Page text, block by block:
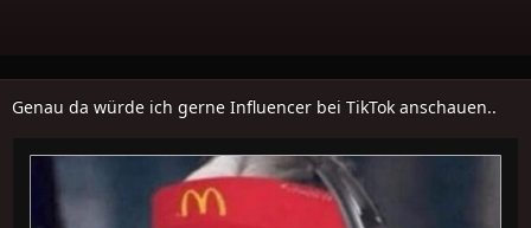
Genau da würde ich gerne Influencer bei TikTok anschauen..